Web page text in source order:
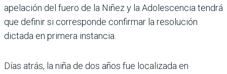
apelación del fuero de la Niñez y la Adolescencia tendrá
que definir si corresponde confirmar la resolución
dictada en primera instancia.
Días atrás, la niña de dos años fue localizada en